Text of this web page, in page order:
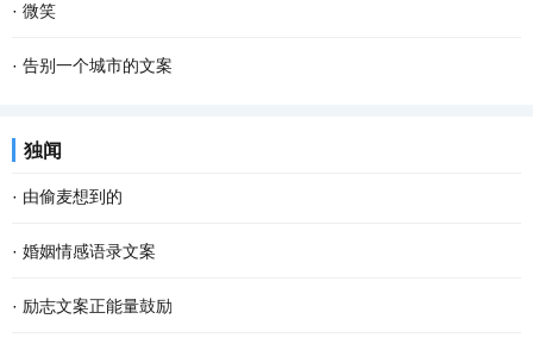
· 微笑
· 告别一个城市的文案
独闻
· 由偷麦想到的
· 婚姻情感语录文案
· 励志文案正能量鼓励